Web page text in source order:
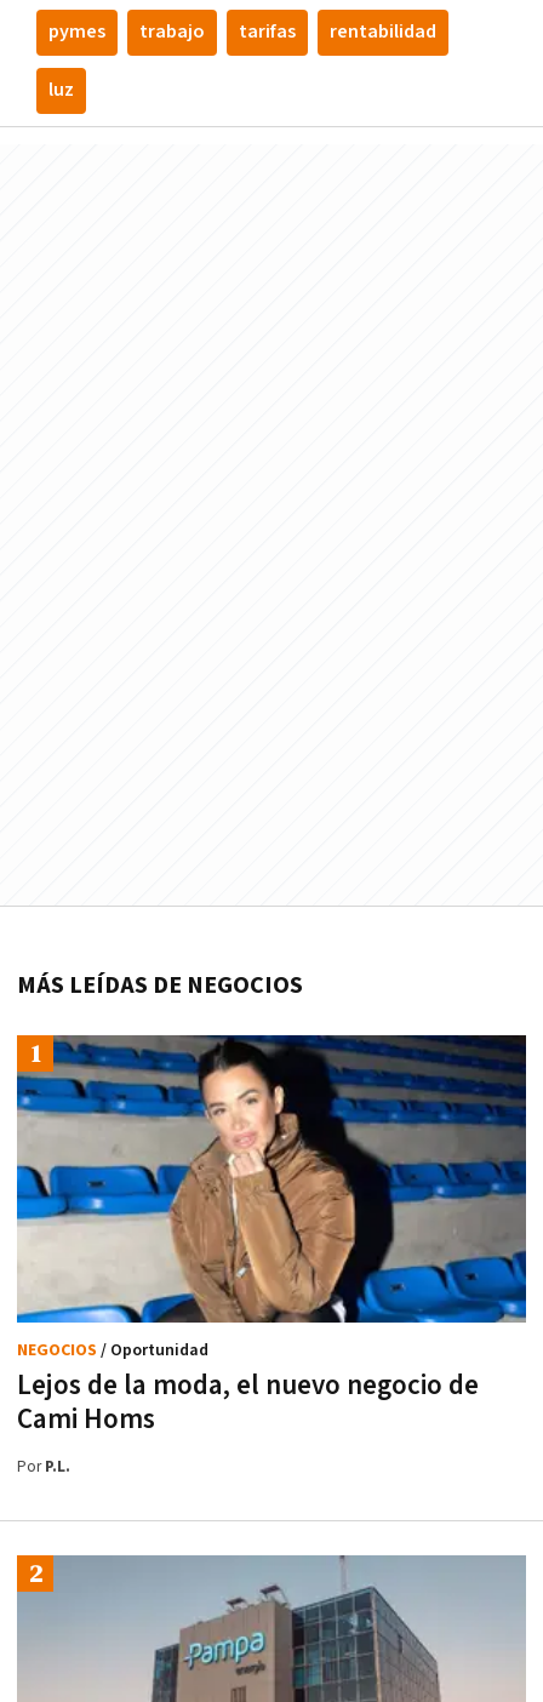
pymes trabajo tarifas rentabilidad
luz
MÁS LEÍDAS DE NEGOCIOS
Lejos de la moda, el nuevo negocio de
Cami Homs
NEGOCIOS / Oportunidad
PorP.L.